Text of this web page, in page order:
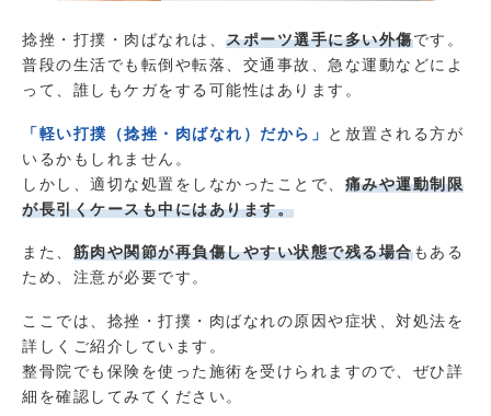
捻挫・打撲・肉ばなれは、 スポーツ選手に多い外傷です。
普段の生活でも転倒や転落、交通事故、急な運動などによ
って、誰しもケガをする可能性はあります。
「軽い打撲（捻挫・肉ばなれ）だから」
と放置される方が
いるかもしれません。
しかし、適切な処置をしなかったことで、 痛みや運動制限
が長引くケースも中にはあります。
また、 筋肉や関節が再負傷しやすい状態で残る場合もある
ため、注意が必要です。
ここでは、捻挫・打撲・肉ばなれの原因や症状、対処法を
詳しくご紹介しています。
整骨院でも保険を使った施術を受けられますので、ぜひ詳
細を確認してみてください。